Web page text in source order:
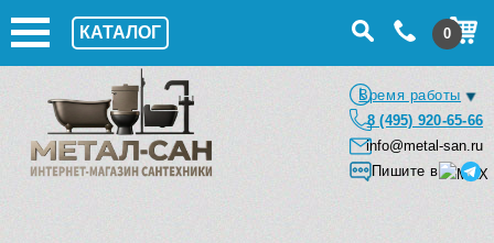
КАТАЛОГ 0
Время работы
8 (495) 920-65-66
info@metal-san.ru
Пишите в